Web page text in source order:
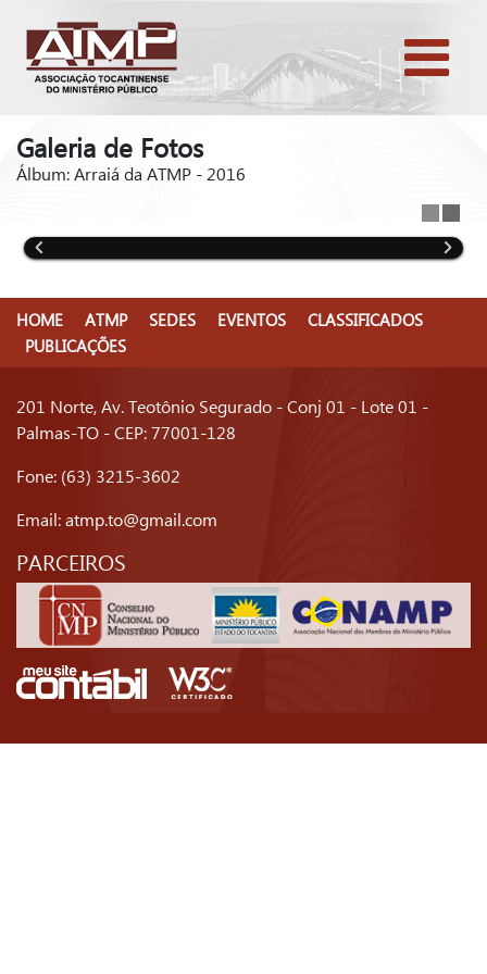
Galeria de Fotos
Álbum: Arraiá da ATMP - 2016
HOME ATMP SEDES EVENTOS
CLASSIFICADOS
PUBLICAÇÕES
201 Norte, Av. Teotônio Segurado - Conj 01 - Lote 01 -
Palmas-TO - CEP: 77001-128
Fone: (63) 3215-3602
Email:atmp.to@gmail.com
PARCEIROS